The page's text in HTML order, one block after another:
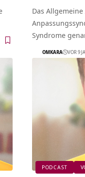
Das
Syndrome
OMKARA VOR 9
PODCAST